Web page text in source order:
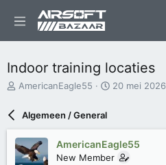
Indoor training locaties
O
e
w
e
AmericanEagle55
S
d
a
20 mei 2026
Algemeen / General
AmericanEagle55
New Member